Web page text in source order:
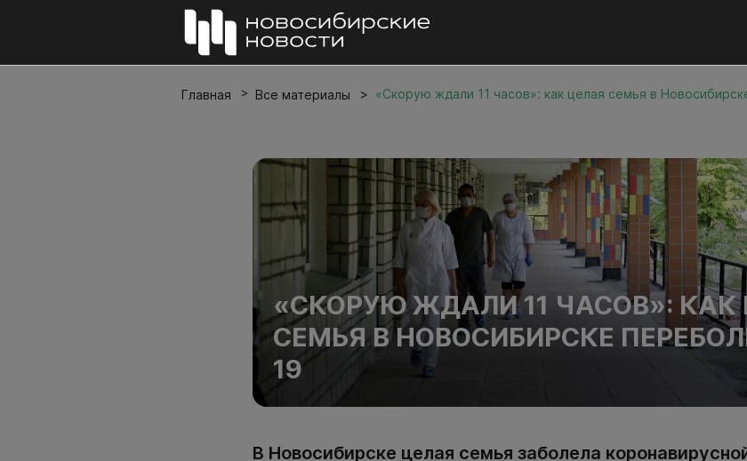
Главная Все материалы «Скорую ждали 11 часов»: как целая семья в
«СКОРУЮ ЖДАЛИ 11 ЧАСОВ»: КАК
СЕМЬЯ В НОВОСИБИРСКЕ
19
В Новосибирске целая семья заболела